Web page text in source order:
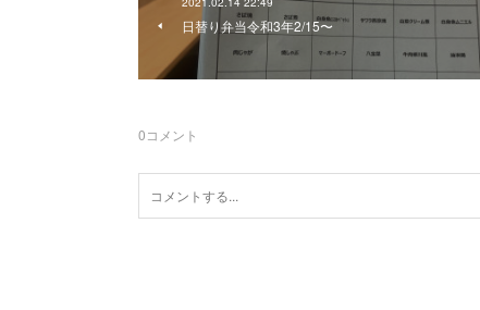
日替り弁当令和3年2/15〜
0コメント